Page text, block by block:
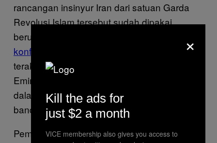
rancangan insinyur Iran dari satuan Garda
Revolusi Islam tersebut sudah dipakai
berulangkali oleh berbagai pihak
konflik di Timur Tengah
terakhir, mencakup wilayah Arab Saudi, Uni
Emirat Arab, serta Irak. Drone serupa dipakai
dalam insiden penyerangan kilang minyak,
bandara, hingga target militer.
Pemerintah Amerika Serikat dilaporkan
×
Kill the ads for
just $2 a month
VICE membership also gives you access to